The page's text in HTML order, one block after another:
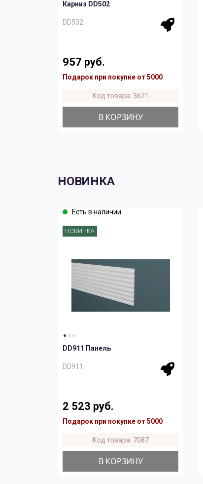
Карниз DD502
DD502
957 руб.
Подарок при покупке от 5000
Код товара: 3621
В КОРЗИНУ
НОВИНКА
Есть в наличии
НОВИНКА
DD911 Панель
DD911
2 523 руб.
Подарок при покупке от 5000
Код товара: 7087
В КОРЗИНУ